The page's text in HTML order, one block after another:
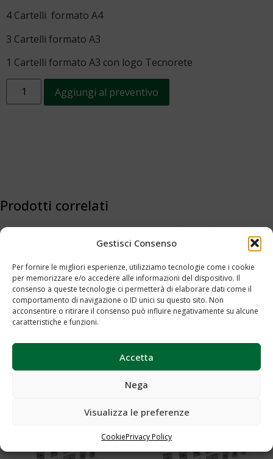
Gestisci Consenso
Per fornire le migliori esperienze, utilizziamo tecnologie come i cookie
per memorizzare e/o accedere alle informazioni del dispositivo. Il
consenso a queste tecnologie ci permetterà di elaborare dati come il
comportamento di navigazione o ID unici su questo sito. Non
acconsentire o ritirare il consenso può influire negativamente su alcune
caratteristiche e funzioni.
Accetta
Nega
Visualizza le preferenze
CookiePrivacy Policy
4 Cartelli formato A4
3 Cartelli formato A3
1 Cartelli formato A3 con logo Tecnorete
Aggiungi al preventivo
Prodotti correlati